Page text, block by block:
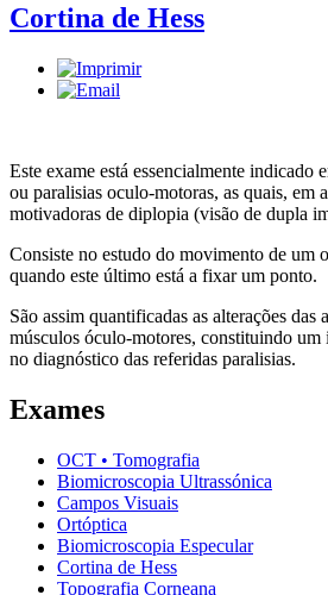
Cortina de Hess
Este exame está essencialmente indicado
ou paralisias oculo-motoras, as quais, em
motivadoras de diplopia (visão de dupla
Consiste no estudo do movimento de um
quando este último está a fixar um ponto.
São assim quantificadas as alterações das
músculos óculo-motores, constituindo
no diagnóstico das referidas paralisias.
Exames
OCT • Tomografia
Biomicroscopia Ultrassónica
Campos Visuais
Ortóptica
Biomicroscopia Especular
Cortina de Hess
Topografia Corneana